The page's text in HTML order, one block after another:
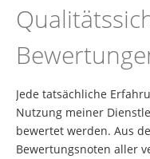
Jede tatsächliche
Nutzung meiner
bewertet werden. Aus
Bewertungsnoten aller